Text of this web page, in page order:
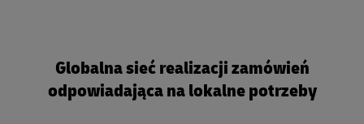
Globalna sieć realizacji zamówień
odpowiadająca na lokalne potrzeby